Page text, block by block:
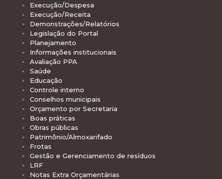
Execução/Despesa
Execução/Receita
Demonstrações/Relatórios
Legislação do Portal
Planejamento
Informações institucionais
Avaliação PPA
Saúde
Educação
Controle interno
Conselhos municipais
Orçamento por Secretaria
Boas práticas
Obras públicas
Patrimônio/Almoxarifado
Frotas
Gestão e Gerenciamento de resíduos
LRF
Notas Extra Orçamentárias